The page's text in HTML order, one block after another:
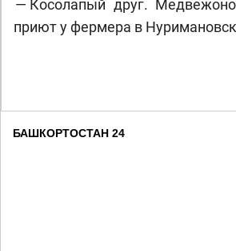
— Косолапый друг.
приют у фермера в
БАШКОРТОСТАН 24